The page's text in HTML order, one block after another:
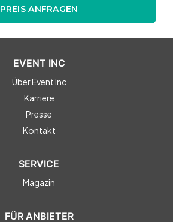
PREIS ANFRAGEN
EVENT INC
Über Event Inc
Karriere
Presse
Kontakt
SERVICE
Magazin
FÜR ANBIETER